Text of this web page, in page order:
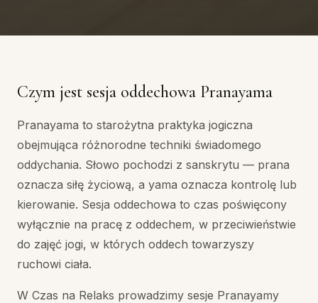
Czym jest sesja oddechowa Pranayama
Pranayama to starożytna praktyka jogiczna
obejmująca różnorodne techniki świadomego
oddychania. Słowo pochodzi z sanskrytu — prana
oznacza siłę życiową, a yama oznacza kontrolę lub
kierowanie. Sesja oddechowa to czas poświęcony
wyłącznie na pracę z oddechem, w przeciwieństwie
do zajęć jogi, w których oddech towarzyszy
ruchowi ciała.
W Czas na Relaks prowadzimy sesje Pranayamy